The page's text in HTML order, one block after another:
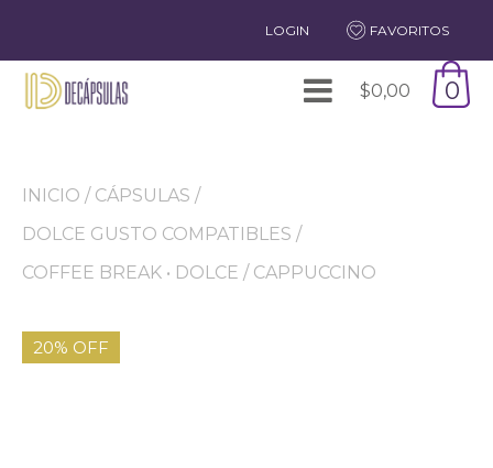
LOGIN FAVORITOS
$0,00 0
INICIO / CÁPSULAS /
DOLCE GUSTO COMPATIBLES /
COFFEE BREAK • DOLCE / CAPPUCCINO
20% OFF